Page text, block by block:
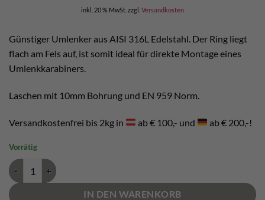
inkl. 20 % MwSt. zzgl. Versandkosten
Günstiger Umlenker aus AISI 316L Edelstahl. Der Ring liegt
flach am Fels auf, ist somit ideal für direkte Montage eines
Umlenkkarabiners.
Laschen mit 10mm Bohrung und EN 959 Norm.
Versandkostenfrei bis 2kg in ab € 100,- und ab € 200,-!
Vorrätig
Raumer Kettenstand Bohrhaken mit 1 Ring Menge
IN DEN WARENKORB